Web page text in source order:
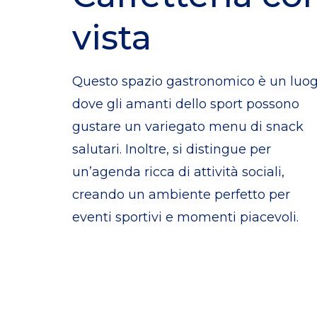
vista
Questo spazio gastronomico è un
dove gli amanti dello sport possono
gustare un variegato menu di snack
salutari. Inoltre, si distingue per
un’agenda ricca di attività sociali,
creando un ambiente perfetto per
eventi sportivi e momenti piacevoli.